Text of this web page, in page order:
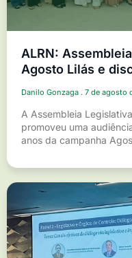
ALRN:
Agosto Lilás e
Danilo Gonzaga 7 de agosto
A Assembleia
promoveu uma
anos da campanha